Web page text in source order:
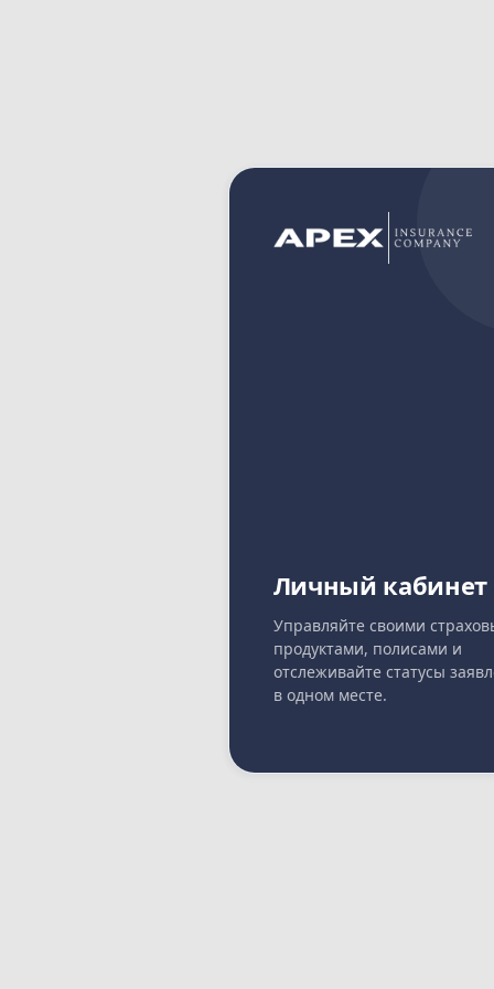
Личный кабинет
Управляйте своими
продуктами, полисами и
отслеживайте статусы
в одном месте.